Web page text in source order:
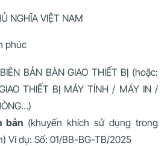
NGHĨA VIỆT NAM
phúc
BẢN BÀN GIAO THIẾT BỊ (hoặc:
THIẾT BỊ MÁY TÍNH / MÁY IN /
bản (khuyến khích sử dụng trong
Ví dụ: Số: 01/BB-BG-TB/2025